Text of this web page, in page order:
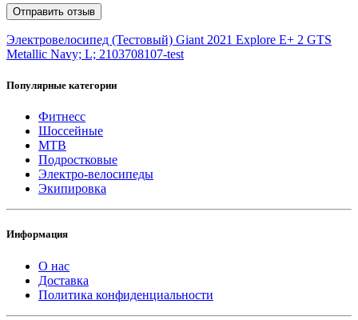
Отправить отзыв
Электровелосипед (Тестовый) Giant 2021 Explore E+ 2 GTS
Metallic Navy; L; 2103708107-test
Популярные категории
Фитнесс
Шоссейные
MTB
Подростковые
Электро-велосипеды
Экипировка
Информация
О нас
Доставка
Политика конфиденциальности